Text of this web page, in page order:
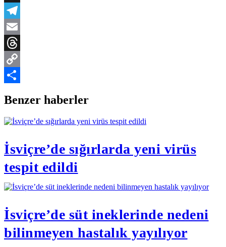
X
Telegram
Email
Threads
Copy
Benzer haberler
İsviçre’de sığırlarda yeni virüs
tespit edildi
İsviçre’de süt ineklerinde nedeni
bilinmeyen hastalık yayılıyor